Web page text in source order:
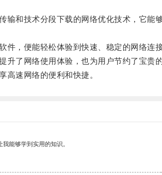
和技术分段下载的网络优化技术，它能
，便能轻松体验到快速、稳定的网络连
了网络使用体验，也为用户节约了宝贵的
速网络的便利和快捷。
能够学到实用的知识。